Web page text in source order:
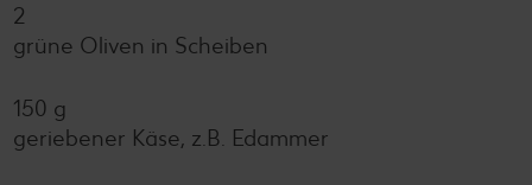
2
grüne Oliven in Scheiben
150 g
geriebener Käse, z.B. Edammer